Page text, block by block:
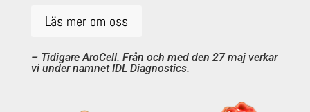
Läs mer om oss
– Tidigare AroCell. Från och med den 27 maj verkar
vi under namnet IDL Diagnostics.